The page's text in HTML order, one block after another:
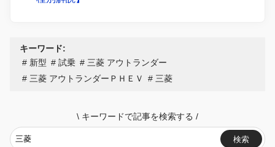
キーワード:
新型
試乗
三菱 アウトランダー
三菱 アウトランダーＰＨＥＶ
三菱
\ キーワードで記事を検索する /
検索